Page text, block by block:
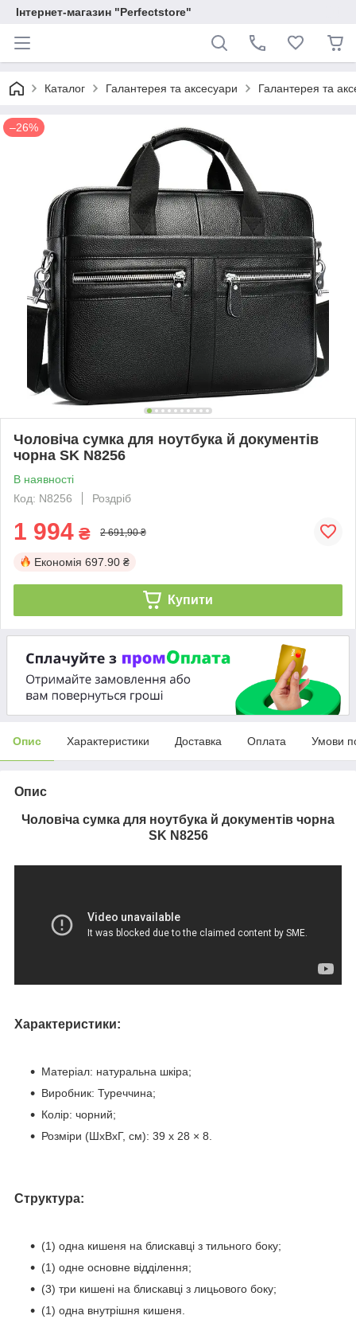
Інтернет-магазин "Perfectstore"
Каталог Галантерея та аксесуари Галантерея та
–26%
Чоловіча сумка для ноутбука й документів
чорна SK N8256
В наявності
Код: N8256
Роздріб
1 994 ₴ 2 691,90 ₴
Економія 697.90 ₴
Купити
Опис Характеристики Доставка Оплата Умови
Опис
Чоловіча сумка для ноутбука й документів чорна
SK N8256
Характеристики:
Матеріал: натуральна шкіра;
Виробник: Туреччина;
Колір: чорний;
Розміри (ШхВхГ, см): 39 x 28 × 8.
Структура:
(1) одна кишеня на блискавці з тильного боку;
(1) одне основне відділення;
(3) три кишені на блискавці з лицьового боку;
(1) одна внутрішня кишеня.